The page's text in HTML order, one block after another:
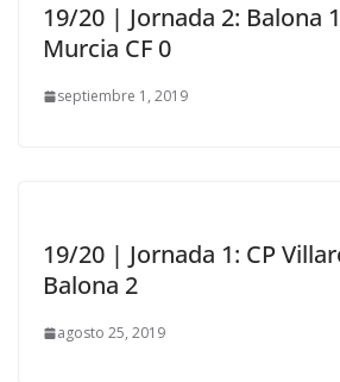
19/20 | Jornada 2: Balona
Murcia CF 0
septiembre 1, 2019
19/20 | Jornada 1: CP
Balona 2
agosto 25, 2019